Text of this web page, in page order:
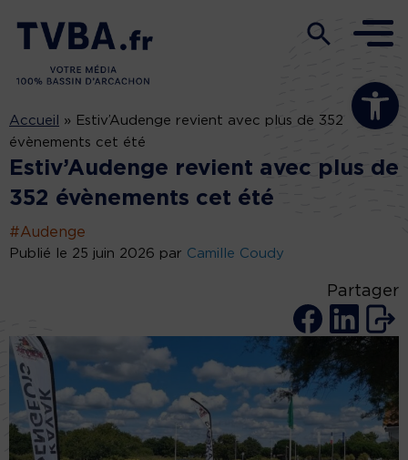
Ouvrir la
Accueil » Estiv’Audenge revient avec plus de 352
évènements cet été
Estiv’Audenge revient avec plus de
352 évènements cet été
#Audenge
Publié le 25 juin 2026 par Camille Coudy
Partager